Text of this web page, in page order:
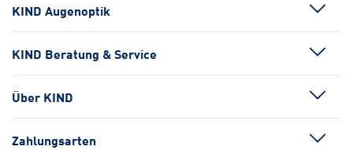
KIND Augenoptik
KIND Beratung & Service
Über KIND
Zahlungsarten